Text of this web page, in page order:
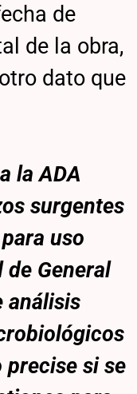
de
de la obra,
dato que
la ADA
surgentes
uso
General
análisis
si se